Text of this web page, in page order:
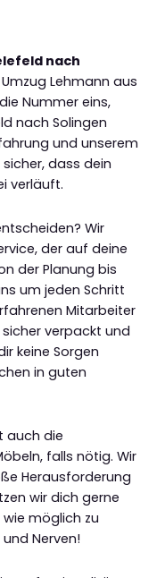
nach
Lehmann aus
Nummer eins,
nach Solingen
und unserem
dass dein
verläuft.
Wir
der auf deine
der Planung bis
um jeden Schritt
Mitarbeiter
sicher verpackt und
keine Sorgen
in guten
auch die
falls nötig. Wir
Herausforderung
wir dich gerne
möglich zu
Nerven!